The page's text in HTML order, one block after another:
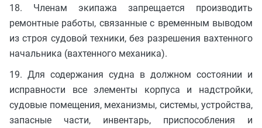
18. Членам экипажа запрещается производить
ремонтные работы, связанные с временным выводом
из строя судовой техники, без разрешения вахтенного
начальника (вахтенного механика).
19. Для содержания судна в должном состоянии и
исправности все элементы корпуса и надстройки,
судовые помещения, механизмы, системы, устройства,
запасные части, инвентарь, приспособления и